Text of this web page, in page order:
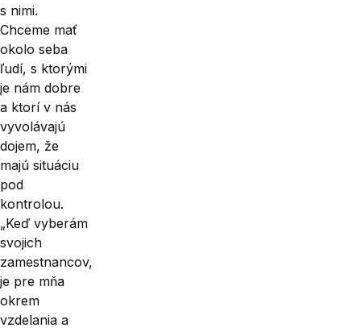
s nimi.
Chceme mať
okolo seba
ľudí, s ktorými
je nám dobre
a ktorí v nás
vyvolávajú
dojem, že
majú situáciu
pod
kontrolou.
„Keď vyberám
svojich
zamestnancov,
je pre mňa
okrem
vzdelania a